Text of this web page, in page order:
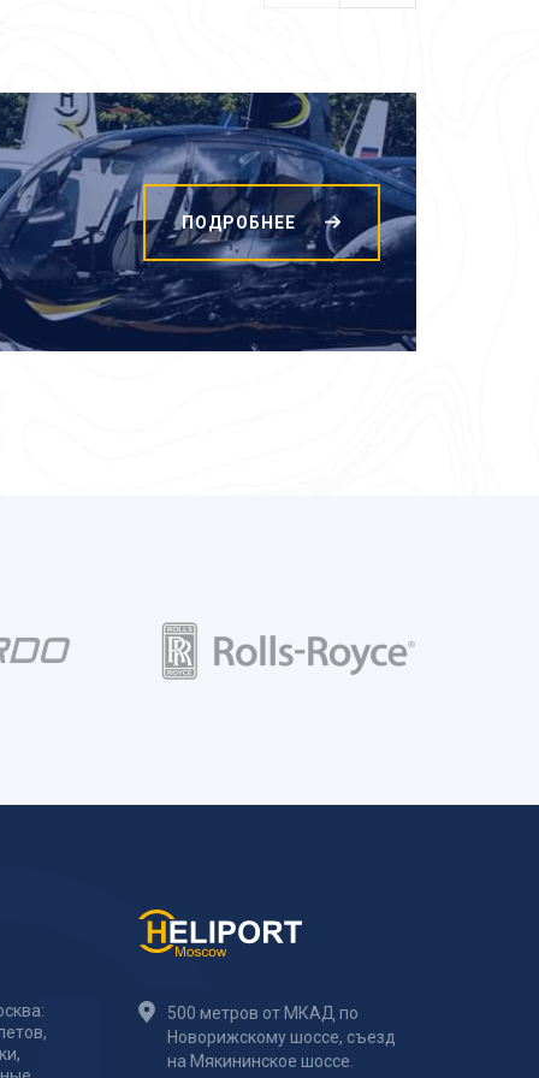
ПОДРОБНЕЕ
500 метров от МКАД по
Новорижскому шоссе, съезд
на Мякининское шоссе.